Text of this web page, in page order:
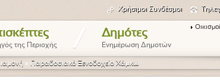
Χρήσιμοι Συνδέσμοι
της Περιοχής / Δημότες
Ενημέρωση Δημοτών
» Παραδοσιακό Ξενοδοχείο Χάμκω